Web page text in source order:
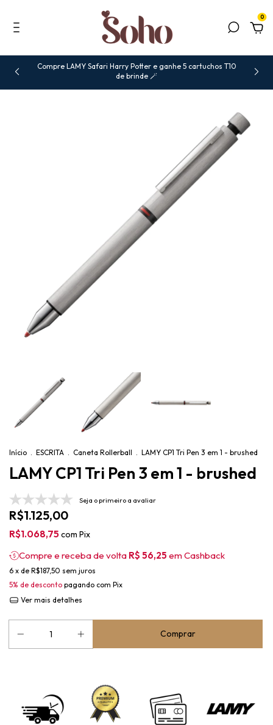
0
Compre LAMY Safari Harry Potter e ganhe 5 cartuchos T10
de brinde 🪄
Início . ESCRITA . Caneta Rollerball . LAMY CP1 Tri Pen 3 em 1 - brushed
LAMY CP1 Tri Pen 3 em 1 - brushed
Seja o primeiro a avaliar
R$1.125,00
R$1.068,75 com Pix
Compre e receba de volta R$ 56,25 em Cashback
6 x de R$187,50 sem juros
5% de desconto pagando com Pix
Ver mais detalhes